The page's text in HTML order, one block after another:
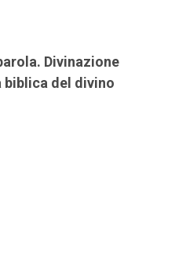
Divinazione
del divino